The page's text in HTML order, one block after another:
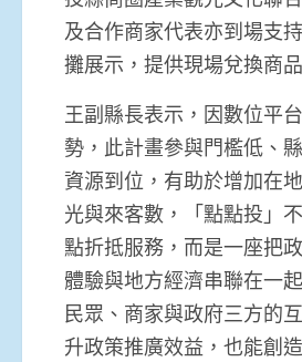
及合作商家代表亦到場支
攤展示，提供現場兌換商
王副縣長表示，因數位平
勢，此計畫參與門檻低、
資源到位，有助於增加在
光與來客數，「點點投」
點折抵服務，而是一座把
體驗與地方經濟串聯在一
民眾、商家與政府三方的
升政策推廣效益，也能創